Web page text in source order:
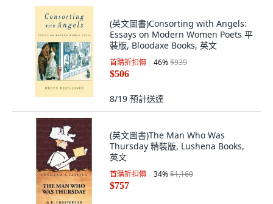
(英文圖書)Consorting with Angels:
Essays on Modern Women Poets 平
裝版, Bloodaxe Books, 英文
首購折扣價 46%$939
$506
8/19 預計送達
(英文圖書)The Man Who Was
Thursday 精裝版, Lushena Books,
英文
首購折扣價 34%$1,160
$757